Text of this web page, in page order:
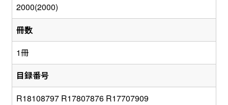
2000(2000)
冊数
1冊
目録番号
R18108797 R17807876 R17707909